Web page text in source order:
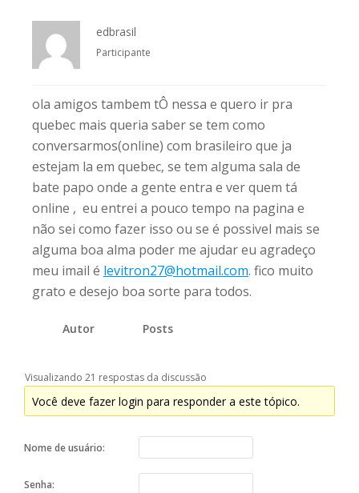
edbrasil
Participante
ola amigos tambem tÔ nessa e quero ir pra
quebec mais queria saber se tem como
conversarmos(online) com brasileiro que ja
estejam la em quebec, se tem alguma sala de
bate papo onde a gente entra e ver quem tá
online , eu entrei a pouco tempo na pagina e
não sei como fazer isso ou se é possivel mais se
alguma boa alma poder me ajudar eu agradeço
meu imail é levitron27@hotmail.com. fico muito
grato e desejo boa sorte para todos.
Autor Posts
Visualizando 21 respostas da discussão
Você deve fazer login para responder a este tópico.
Nome de usuário:
Senha: